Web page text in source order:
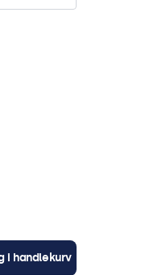
i handlekurv